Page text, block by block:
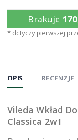
Brakuje
* dotyczy pierwszej
OPIS RECENZJE
Vileda Wkład
Classica 2w1